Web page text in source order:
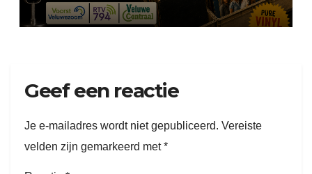
Geef een reactie
Je e-mailadres wordt niet gepubliceerd. Vereiste
velden zijn gemarkeerd met*